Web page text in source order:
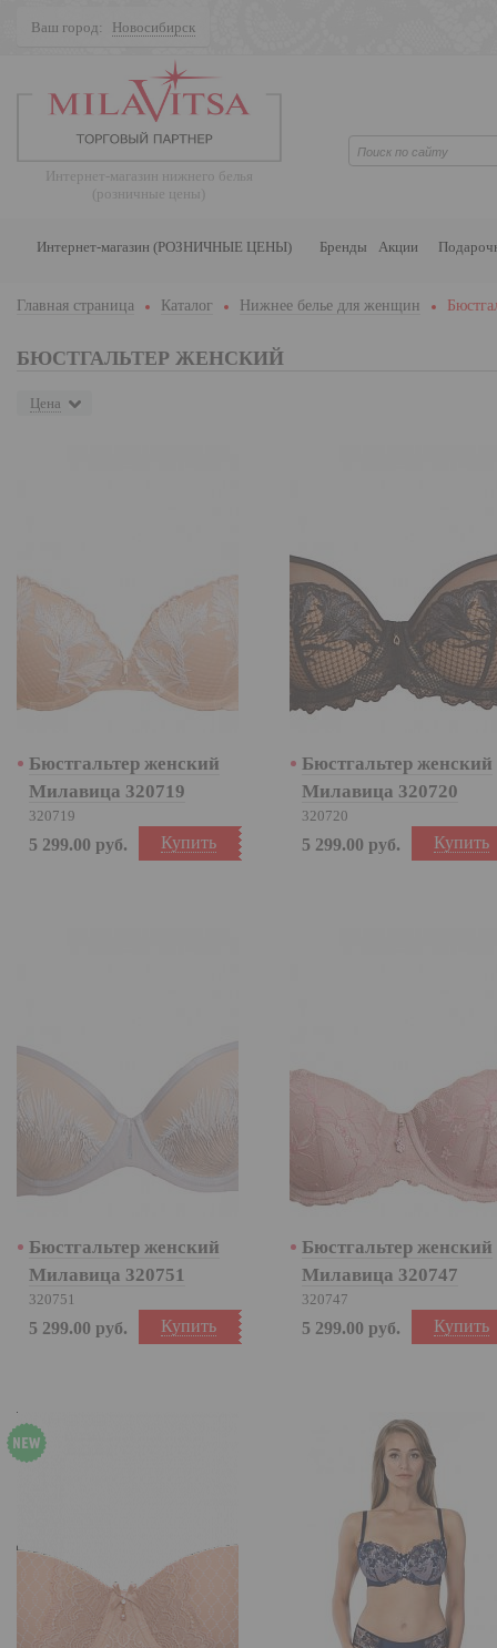
Ваш город: Новосибирск
Интернет-магазин нижнего белья
(розничные цены)
Интернет-магазин (РОЗНИЧНЫЕ ЦЕНЫ) Бренды Акции
Главная страница Каталог Нижнее белье для женщин
БЮСТГАЛЬТЕР ЖЕНСКИЙ
Цена
Бюстгальтер женский
Милавица 320719
320719
Купить
5 299.00 руб.
Бюстгальтер женский
Милавица 320720
320720
Купить
5 299.00 руб.
Бюстгальтер женский
Милавица 320751
320751
Купить
5 299.00 руб.
Бюстгальтер женский
Милавица 320747
320747
Купить
5 299.00 руб.